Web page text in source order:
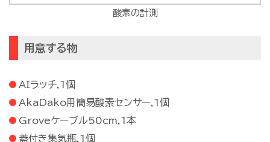
酸素の計測
用意する物
AIラッチ,1個
AkaDako用簡易酸素センサー,1個
Groveケーブル50cm,1本
蓋付き集気瓶,1個